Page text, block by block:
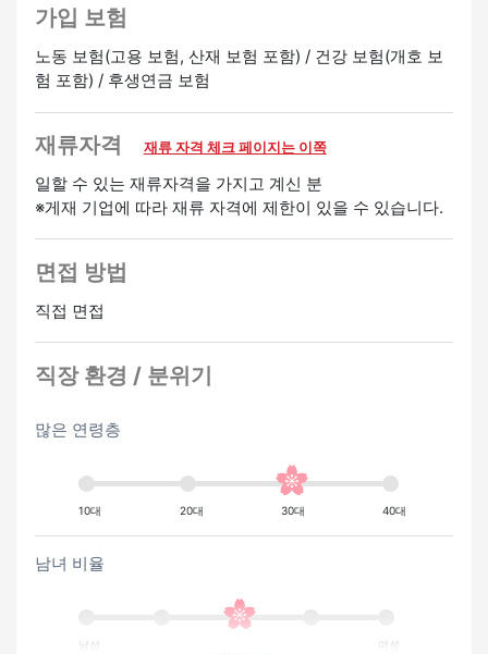
가입 보험
노동 보험(고용 보험, 산재 보험 포함) / 건강 보험(개호 보
험 포함) / 후생연금 보험
재류자격 재류 자격 체크 페이지는 이쪽
일할 수 있는 재류자격을 가지고 계신 분
※게재 기업에 따라 재류 자격에 제한이 있을 수 있습니다.
면접 방법
직접 면접
직장 환경 / 분위기
많은 연령층
10대 20대 30대 40대
남녀 비율
남성 여성